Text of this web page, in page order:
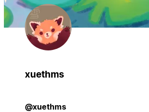
xuethms
@xuethms